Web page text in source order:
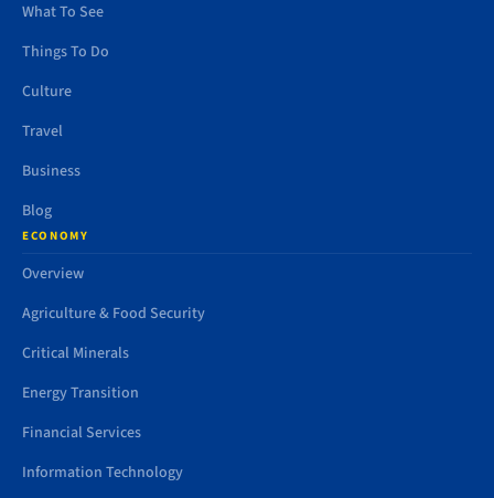
What To See
Things To Do
Culture
Travel
Business
Blog
ECONOMY
Overview
Agriculture & Food Security
Critical Minerals
Energy Transition
Financial Services
Information Technology